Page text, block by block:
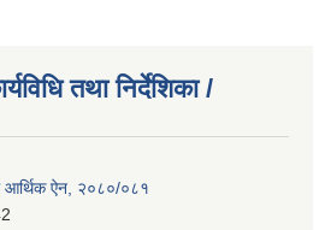
तथा निर्देशिका /
आर्थिक ऐन, २०८०/०८१